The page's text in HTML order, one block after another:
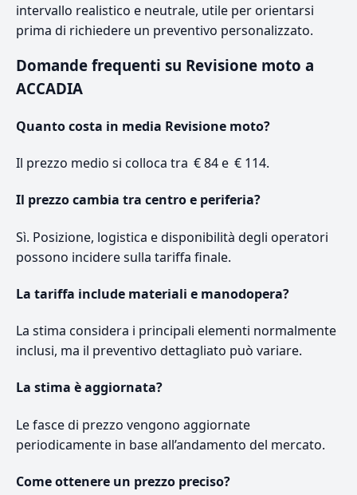
intervallo realistico e neutrale, utile per orientarsi
prima di richiedere un preventivo personalizzato.
Domande frequenti su Revisione moto a
ACCADIA
Quanto costa in media Revisione moto?
Il prezzo medio si colloca tra € 84 e € 114.
Il prezzo cambia tra centro e periferia?
Sì. Posizione, logistica e disponibilità degli operatori
possono incidere sulla tariffa finale.
La tariffa include materiali e manodopera?
La stima considera i principali elementi normalmente
inclusi, ma il preventivo dettagliato può variare.
La stima è aggiornata?
Le fasce di prezzo vengono aggiornate
periodicamente in base all’andamento del mercato.
Come ottenere un prezzo preciso?